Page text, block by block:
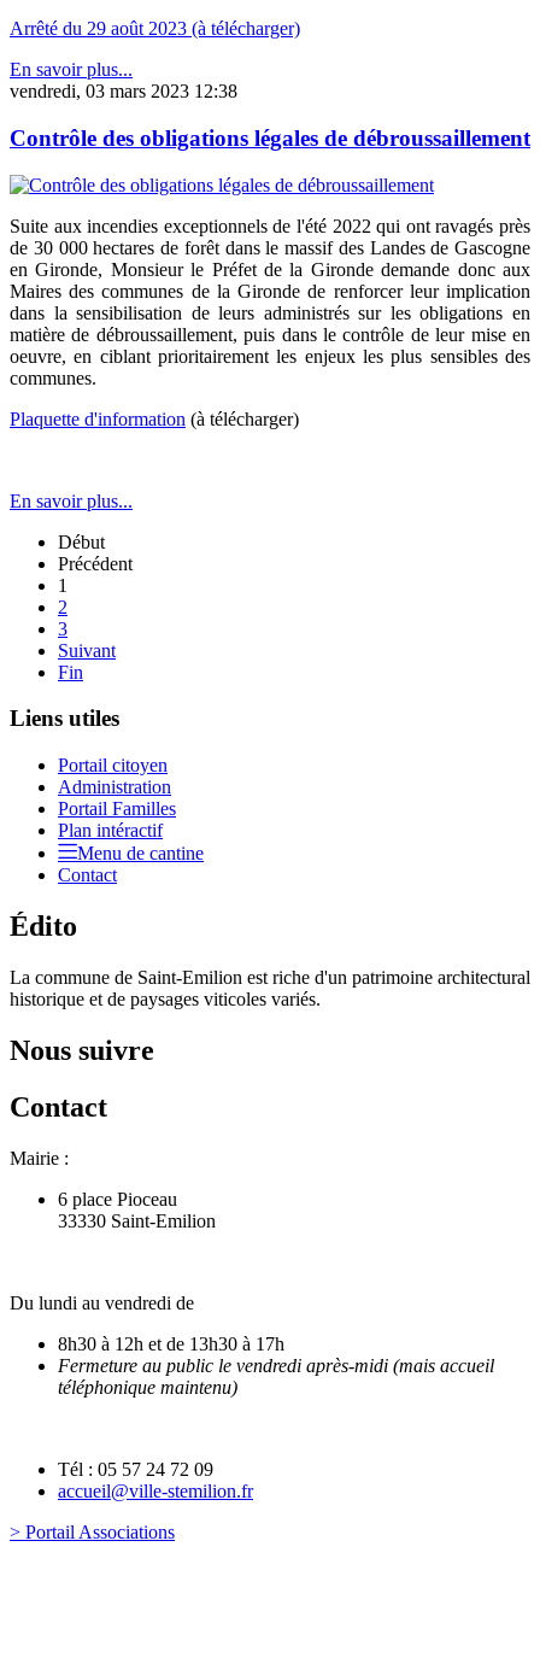
Arrêté du 29 août 2023 (à télécharger)
En savoir plus...
vendredi, 03 mars 2023 12:38
Contrôle des obligations légales de débroussaillement
Suite aux incendies exceptionnels de l'été 2022 qui ont ravagés près
de 30 000 hectares de forêt dans le massif des Landes de Gascogne
en Gironde, Monsieur le Préfet de la Gironde demande donc aux
Maires des communes de la Gironde de renforcer leur implication
dans la sensibilisation de leurs administrés sur les obligations en
matière de débroussaillement, puis dans le contrôle de leur mise en
oeuvre, en ciblant prioritairement les enjeux les plus sensibles des
communes.
Plaquette d'information (à télécharger)
En savoir plus...
Début
Précédent
1
2
3
Suivant
Fin
Liens utiles
Portail citoyen
Administration
Portail Familles
Plan intéractif
Menu de cantine
Contact
Édito
La commune de Saint-Emilion est riche d'un patrimoine architectural
historique et de paysages viticoles variés.
Nous suivre
Contact
Mairie :
6 place Pioceau
33330 Saint-Emilion
Du lundi au vendredi de
8h30 à 12h et de 13h30 à 17h
Fermeture au public le vendredi après-midi (mais accueil
téléphonique maintenu)
Tél : 05 57 24 72 09
accueil@ville-stemilion.fr
> Portail Associations